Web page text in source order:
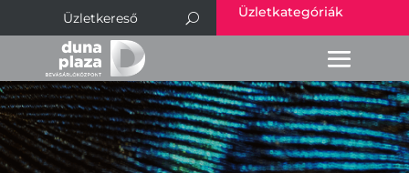
Üzletkategóriák